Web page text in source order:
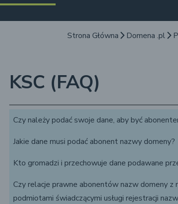
Strona Główna arrow_forward_ios Domena .pl arrow_forward_ios
KSC (FAQ)
Czy należy podać swoje dane, aby być
Jakie dane musi podać abonent nazwy domeny?
Kto gromadzi i przechowuje dane podawane
Czy relacje prawne abonentów nazw domeny
podmiotami świadczącymi usługi rejestracji